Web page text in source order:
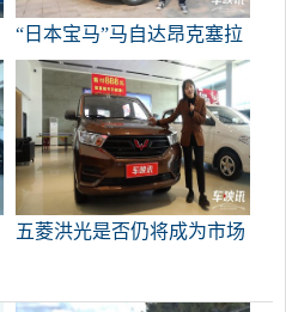
“日本宝马”马自达昂克塞拉
声称“人是一体”是真的吗？
五菱洪光是否仍将成为市场
货，也是载人。